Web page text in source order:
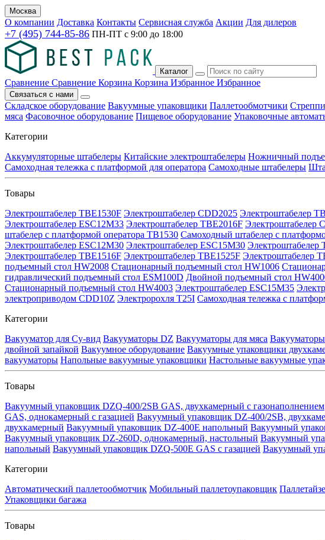
Москва
О компании Доставка Контакты Сервисная служба Акции Для дилеров
+7 (495) 744-85-86 ПН-ПТ с 9:00 до 18:00
Каталог
Сравнение Сравнение Корзина Корзина Избранное Избранное
Связаться с нами
Складское оборудование Вакуумные упаковщики Паллетообмотчики
мяса Фасовочное оборудование Пищевое оборудование Упаковочные
Категории
Аккумуляторные штабелеры Китайские электроштабелеры Ножничный
Самоходная тележка с платформой для оператора Самоходные штабелеры
Товары
Электроштабелер TBE1530F Электроштабелер CDD2025 Электроштабелер
Электроштабелер ESC12M33 Электроштабелер TBE2016F Электроштабелер
штабелер с платформой оператора TB1530 Самоходный штабелер с
Электроштабелер ESC12M30 Электроштабелер ESC15M30 Электроштабелер
Электроштабелер TBE1516F Электроштабелер TBE1525F Электроштабелер
подъемный стол HW2008 Стационарный подъемный стол HW1006
гидравлический подъемный стол ESM100D Двойной подъемный стол
Стационарный подъемный стол HW4003 Электроштабелер ESC15M35
электроприводом CDD10Z Электророхля T25I Самоходная тележка с
Категории
Вакууматор для Су-вид Вакууматоры DZ Вакууматоры для мяса
двойной запайкой Вакуумное оборудование Вакуумные упаковщики
вакууматоры Напольные вакуумные упаковщики Настольные вакуумные
Товары
Вакуумный упаковщик DZQ-400/2SB GAS, двухкамерный с газонаполнением
GAS, однокамерный с газацией Вакуумный упаковщик DZ-400/2SB,
двухкамерный Вакуумный упаковщик DZ-400E напольный Вакуумный
Вакуумный упаковщик DZ-260D, однокамерный, настольный Вакуумный
напольный Вакуумный упаковщик DZQ-500E GAS с газацией Вакуумный
Категории
Автоматический паллетообмотчик Мобильный паллетоупаковщик
Упаковщики багажа
Товары